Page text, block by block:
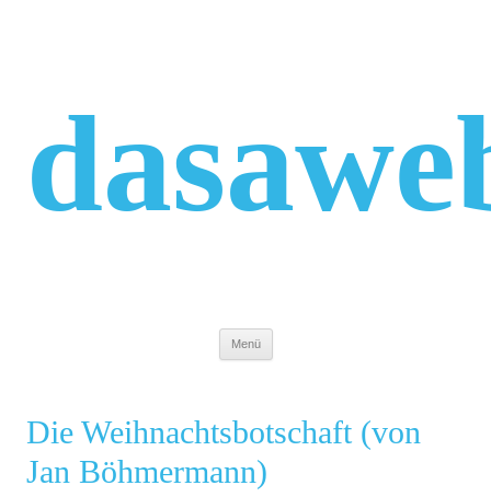
Menü
Die Weihnachtsbotschaft (von
Jan Böhmermann)